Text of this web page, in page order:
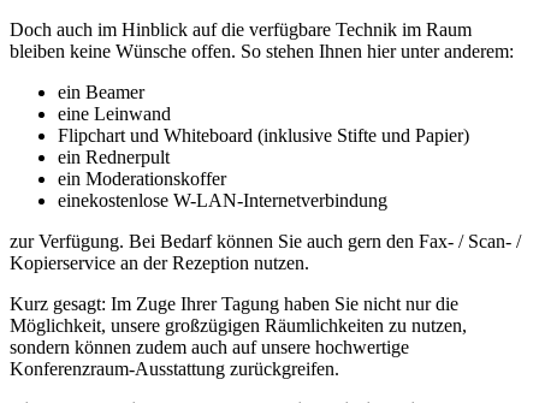
Doch auch im Hinblick auf die verfügbare Technik im Raum
bleiben keine Wünsche offen. So stehen Ihnen hier unter anderem:
ein Beamer
eine Leinwand
Flipchart und Whiteboard (inklusive Stifte und Papier)
ein Rednerpult
ein Moderationskoffer
einekostenlose W-LAN-Internetverbindung
zur Verfügung. Bei Bedarf können Sie auch gern den Fax- / Scan- /
Kopierservice an der Rezeption nutzen.
Kurz gesagt: Im Zuge Ihrer Tagung haben Sie nicht nur die
Möglichkeit, unsere großzügigen Räumlichkeiten zu nutzen,
sondern können zudem auch auf unsere hochwertige
Konferenzraum-Ausstattung zurückgreifen.